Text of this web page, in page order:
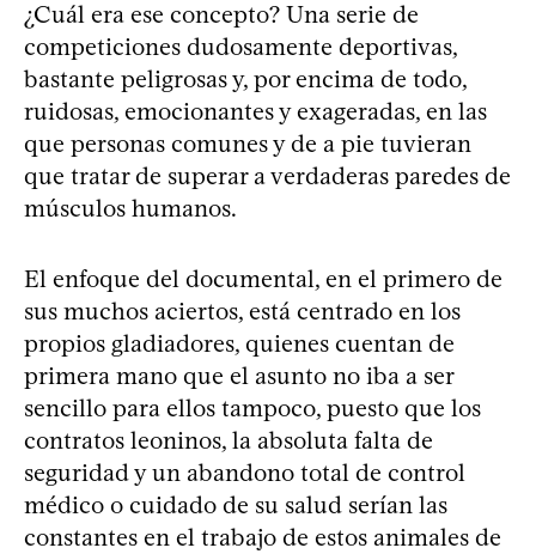
¿Cuál era ese concepto? Una serie de
competiciones dudosamente deportivas,
bastante peligrosas y, por encima de todo,
ruidosas, emocionantes y exageradas, en las
que personas comunes y de a pie tuvieran
que tratar de superar a verdaderas paredes de
músculos humanos.
El enfoque del documental, en el primero de
sus muchos aciertos, está centrado en los
propios gladiadores, quienes cuentan de
primera mano que el asunto no iba a ser
sencillo para ellos tampoco, puesto que los
contratos leoninos, la absoluta falta de
seguridad y un abandono total de control
médico o cuidado de su salud serían las
constantes en el trabajo de estos animales de